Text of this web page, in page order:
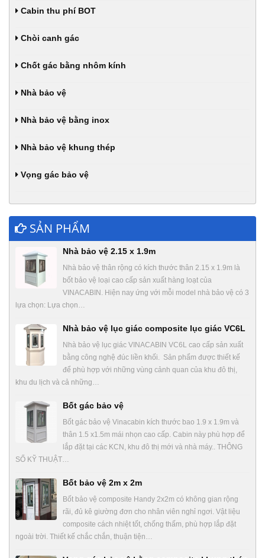
Cabin thu phí BOT
Chòi canh gác
Chốt gác bằng nhôm kính
Nhà bảo vệ
Nhà bảo vệ bằng inox
Nhà bảo vệ khung thép
Vọng gác bảo vệ
SẢN PHẨM
Nhà bảo vệ 2.15 x 1.9m
Nhà bảo vệ thân rộng có kích thước thân 2.15 x 1.9m là
bốt bảo vệ loại cao cấp sản xuất hàng loạt của
VINACABIN. Hiện nay ứng với mỗi model nhà bảo vệ có 3
lựa chọn: Lựa chọn…
Nhà bảo vệ lục giác composite lục giác VC6L
Nhà bảo vệ lục giác VINACABIN VC6L cao cấp sản xuất
bằng công nghệ đúc liền khối. Sản phẩm được thiết kế
để phù hợp với những vùng cảnh quan của khu đô thị,
khu du lịch và cả những…
Bốt gác bảo vệ
Bốt gác bảo vệ Vinacabin kích thước bao 1.9 x 1.9m và
thân 1.5 x1.5m mái nhọn cao cấp. Cabin này phù hợp để
lắp đặt tại các KCN, khu đô thị mới và nhà máy.. THÔNG
SỐ KỸ THUẬT…
Bốt bảo vệ 2m x 2m
Bốt bảo vệ composite Handy 2x2m có không gian rộng
rãi, đủ kê giường đơn cho nhân viên nghỉ ngơi. Vật liệu
composite cách nhiệt tốt, chống thấm, phù hợp lắp đặt
ngoài trời. Thiết kế chắc chắn, thuận tiện…